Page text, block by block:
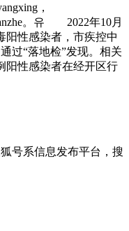
，
。유 2022年10月
阳性感染者，市疾控中
过“落地检”发现。相关
阳性感染者在经开区行
号系信息发布平台，搜